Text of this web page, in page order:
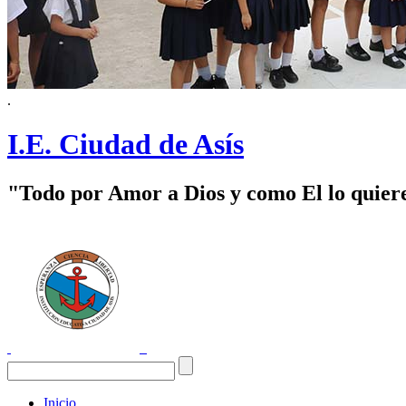
.
I.E. Ciudad de Asís
"Todo por Amor a Dios y como El lo
Inicio